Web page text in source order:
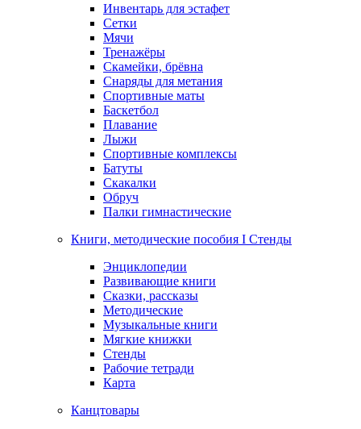
Инвентарь для эстафет
Сетки
Мячи
Тренажёры
Скамейки, брёвна
Снаряды для метания
Спортивные маты
Баскетбол
Плавание
Лыжи
Спортивные комплексы
Батуты
Скакалки
Обруч
Палки гимнастические
Книги, методические пособия I Стенды
Энциклопедии
Развивающие книги
Сказки, рассказы
Методические
Музыкальные книги
Мягкие книжки
Стенды
Рабочие тетради
Карта
Канцтовары